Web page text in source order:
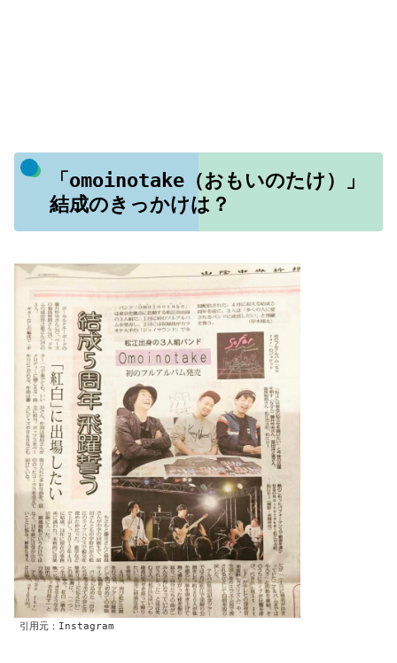
「omoinotake（おもいのたけ）」
結成のきっかけは？
引用元：Instagram